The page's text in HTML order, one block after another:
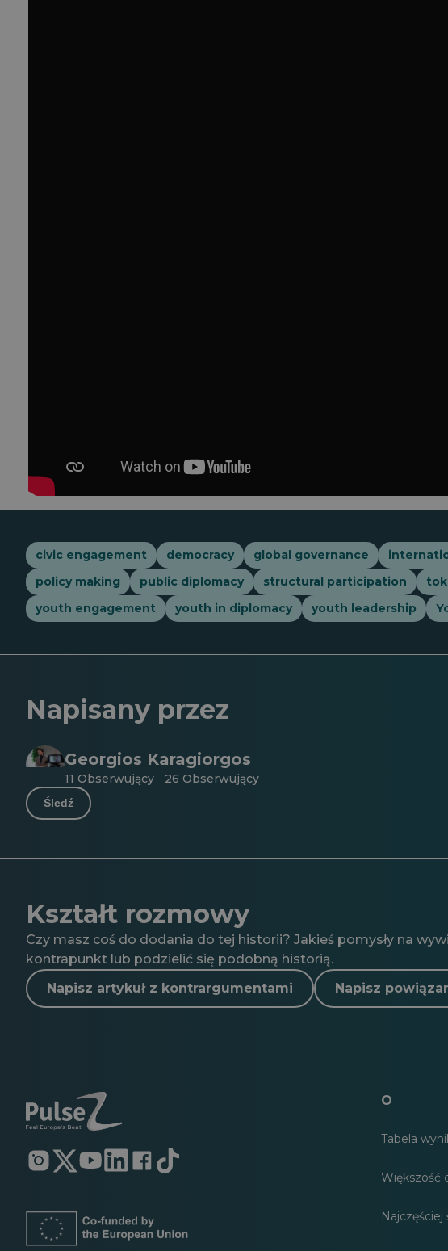
civic engagement democracy global governance
policy making
public diplomacy structural participation
youth engagement
youth in diplomacy youth leadership
Napisany przez
Georgios Karagiorgos
11 Obserwujący · 26 Obserwujący
Śledź
Kształt rozmowy
Czy masz coś do dodania do tej historii? Jakieś pomysły na
kontrapunkt lub podzielić się podobną historią.
Napisz artykuł z kontrargumentami
Napisz
Otwiera
się
karcie
Otwiera
się
karcie
Otwiera
się
karcie
Otwiera
się
karcie
Otwiera
się
karcie
Otwiera
się
O
Tabela
Większość